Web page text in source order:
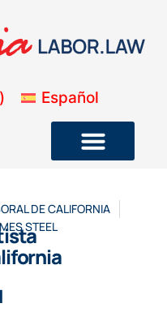
Español
DE CALIFORNIA
STEEL